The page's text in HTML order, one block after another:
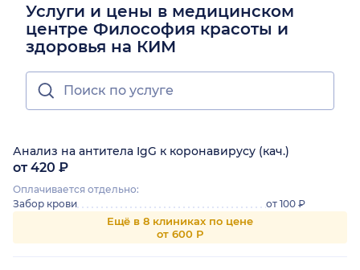
Услуги и цены в медицинском
центре Философия красоты и
здоровья на КИМ
Анализ на антитела IgG к коронавирусу (кач.)
от 420 ₽
Оплачивается отдельно:
Забор крови
от 100 ₽
Ещё в 8 клиниках по цене
от 600 Р